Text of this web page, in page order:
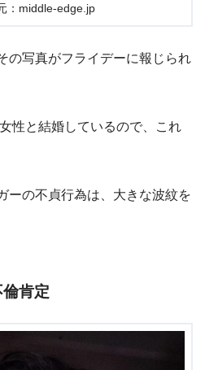
：middle-edge.jp
の写真がフライデーに報じられ
性と結婚しているので、これ
ーの不貞行為は、大きな波紋を
肯定